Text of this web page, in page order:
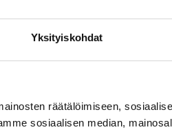
Yksityiskohdat
räätälöimiseen,
sosiaalisen median,